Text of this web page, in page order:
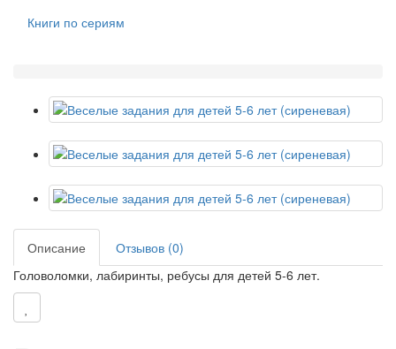
Книги по сериям
Описание
Отзывов (0)
Головоломки, лабиринты, ребусы для детей 5-6 лет.